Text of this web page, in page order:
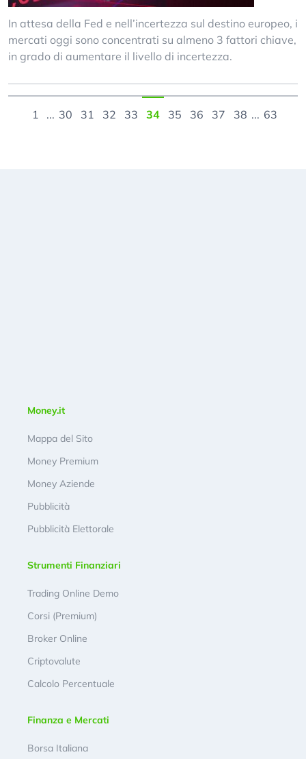
In attesa della Fed e nell’incertezza sul destino europeo, i
mercati oggi sono concentrati su almeno 3 fattori chiave,
in grado di aumentare il livello di incertezza.
1 ... 30 31 32 33 34 35 36 37 38 ... 63
Money.it
Mappa del Sito
Money Premium
Money Aziende
Pubblicità
Pubblicità Elettorale
Strumenti Finanziari
Trading Online Demo
Corsi (Premium)
Broker Online
Criptovalute
Calcolo Percentuale
Finanza e Mercati
Borsa Italiana